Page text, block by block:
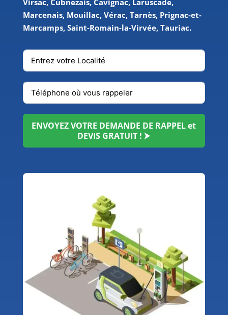
Virsac, Cubnezais, Cavignac, Laruscade,
Marcenais, Mouillac, Vérac, Tarnès, Prignac-et-
Marcamps, Saint-Romain-la-Virvée, Tauriac.
ENVOYEZ VOTRE DEMANDE DE RAPPEL et
DEVIS GRATUIT ! ⮞